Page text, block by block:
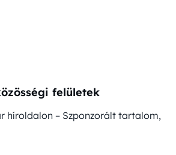
felületek
híroldalon – Szponzorált tartalom,